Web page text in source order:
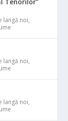
langă noi,
langă noi,
langă noi,